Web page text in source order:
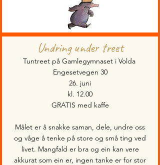
Undring under treet
Tuntreet på Gamlegymnaset i Volda
Engesetvegen 30
26. juni
kl. 12.00
GRATIS med kaffe
Målet er å snakke saman, dele, undre oss
og våge å tenke på store og små ting ved
livet. Mangfald er bra og ein kan vere
akkurat som ein er, ingen tanke er for stor